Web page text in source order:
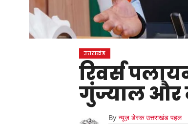
उत्तराखंड
रिवर्स
गुंज्याल और
By न्यूज़ डेस्क उत्तराखंड पहल